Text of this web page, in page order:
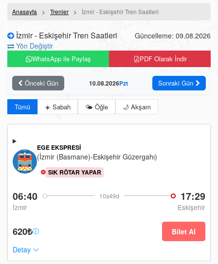
Anasayfa Trenler İzmir - Eskişehir Tren Saatleri
İzmir - Eskişehir Tren Saatleri
Yön Değiştir
Güncelleme: 09.08.2026
WhatsApp ile Paylaş PDF Olarak İndir
Önceki Gün 10.08.2026Pzt Sonraki Gün
Tümü ☀️ Sabah 🌤️ Öğle 🌙 Akşam
06:40 10s49d 17:29
İzmir Eskişehir
EGE EKSPRESI
(İzmir (Basmane)-Eskişehir Güzergahı)
SIK RÖTAR YAPAR
620₺
Bilet Al
Detay